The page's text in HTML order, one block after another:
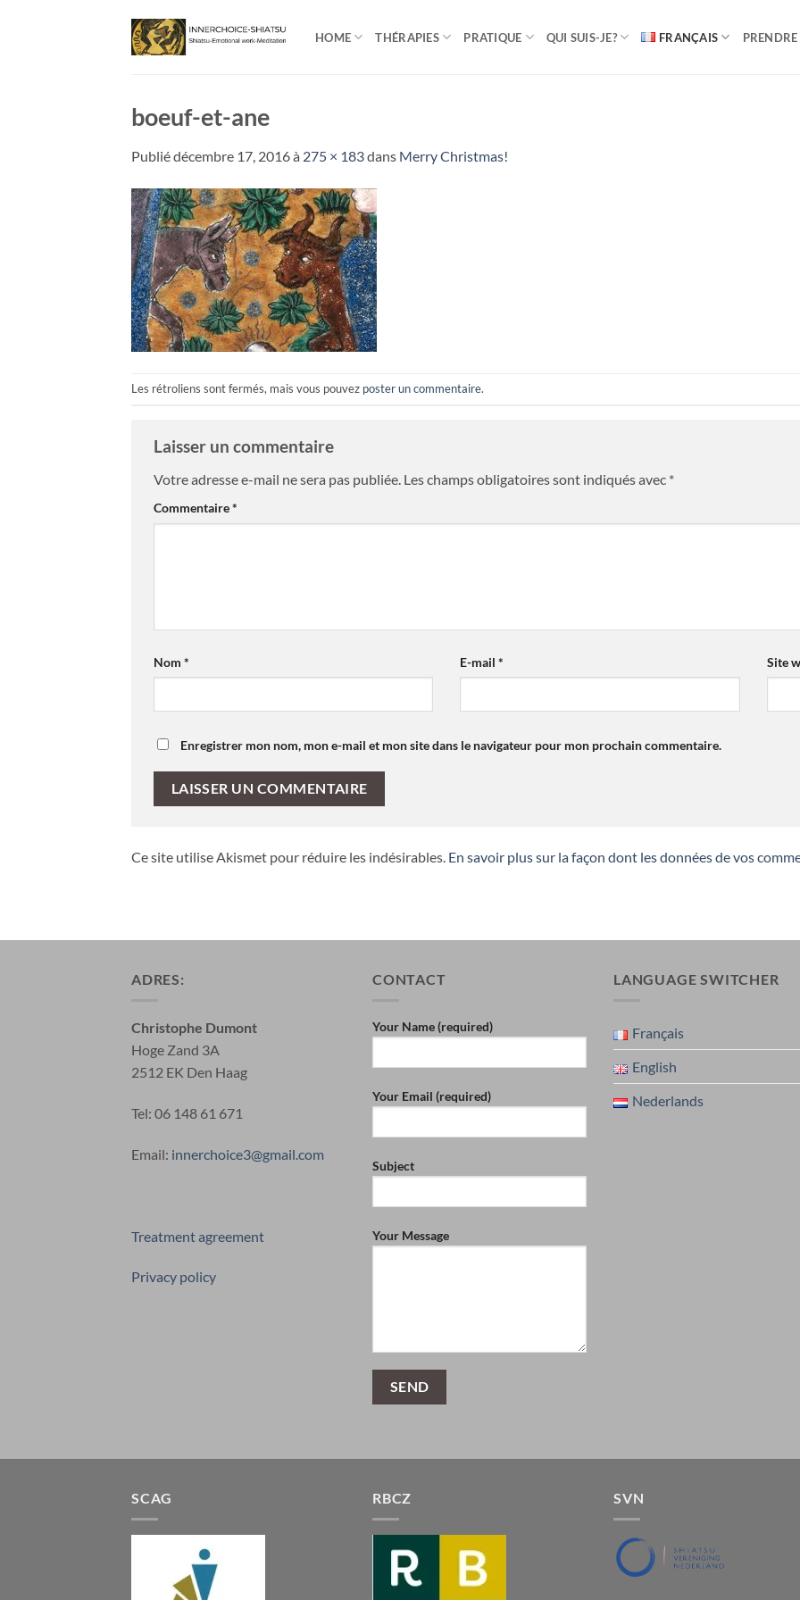
HOME THÉRAPIES PRATIQUE QUI SUIS-JE? FRANÇAIS
boeuf-et-ane
Publiédécembre 17, 2016à 275 × 183dans Merry Christmas!
Les rétroliens sont fermés, mais vous pouvez poster un commentaire.
Laisser un commentaire
Votre adresse e-mail ne sera pas publiée. Les champs obligatoires sont indiqués avec *
Commentaire*
Nom * E-mail* Site
Enregistrer mon nom, mon e-mail et mon site dans le navigateur pour mon prochain commentaire.
Ce site utilise Akismet pour réduire les indésirables. En savoir plus sur la façon dont les données de vos
ADRES:
Christophe Dumont
Hoge Zand 3A
2512 EK Den Haag
Tel: 06 148 61 671
Email: innerchoice3@gmail.com
Treatment agreement
Privacy policy
CONTACT
Your Name (required)
Your Email (required)
Subject
Your Message
LANGUAGE SWITCHER
Français
English
Nederlands
SCAG RBCZ SVN